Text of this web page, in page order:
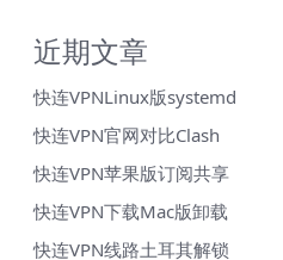
近期文章
快连VPNLinux版systemd
快连VPN官网对比Clash
快连VPN苹果版订阅共享
快连VPN下载Mac版卸载
快连VPN线路土耳其解锁